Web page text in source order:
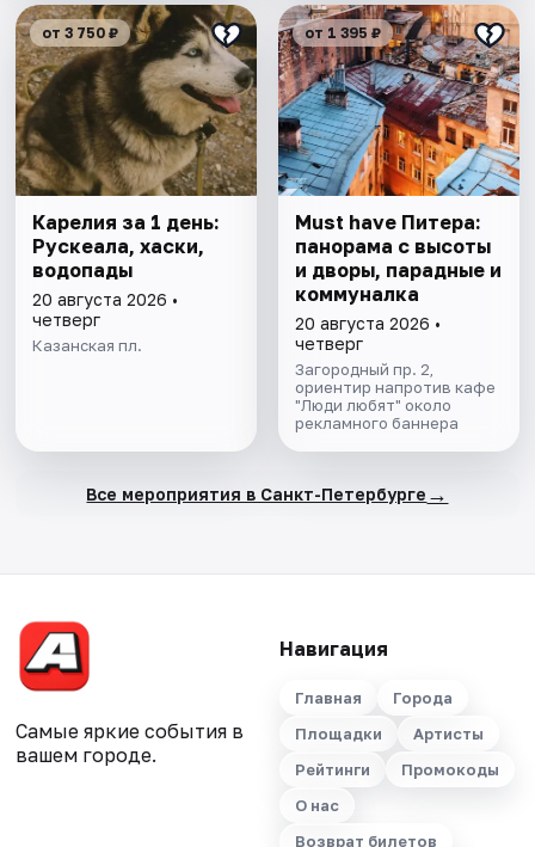
от 3 750 ₽
Карелия за 1 день:
Рускеала, хаски,
водопады
20 августа 2026 •
четверг
Казанская пл.
от 1 395 ₽
Must have Питера:
панорама с высоты
и дворы, парадные и
коммуналка
20 августа 2026 •
четверг
Загородный пр. 2,
ориентир напротив кафе
"Люди любят" около
рекламного баннера
Все мероприятия в Санкт-Петербурге →
Самые яркие события в
вашем городе.
Навигация
Главная
Города
Площадки
Артисты
Рейтинги
Промокоды
О нас
Возврат билетов